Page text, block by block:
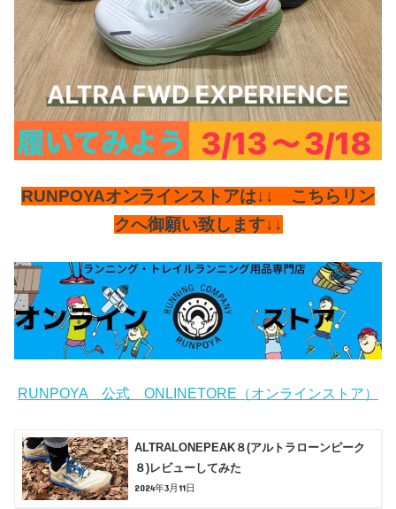
RUNPOYAオンラインストアは↓↓ こちらリン
クへ御願い致します↓↓
RUNPOYA 公式 ONLINETORE（オンラインストア）
ALTRALONEPEAK８(アルトラローンピーク
８)レビューしてみた
2024年3月11日